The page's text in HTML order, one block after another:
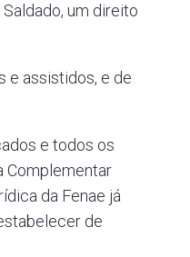
um direito
e assistidos, e de
e todos os
Complementar
da Fenae já
de